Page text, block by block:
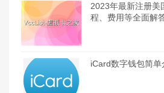
2023年最新注册美
程、费用等全面解
iCard数字钱包简单